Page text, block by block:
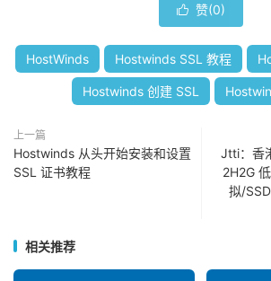
 赞(0)
HostWinds Hostwinds SSL 教程
Hostwinds 创建 SSL
上一篇
Hostwinds 从头开始安装和设置
SSL 证书教程
Jtti：香
2H2G
拟/
相关推荐